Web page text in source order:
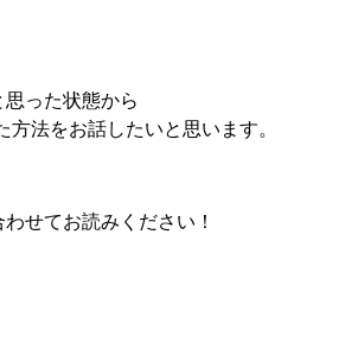
った状態から
方法をお話したいと思います。
せてお読みください！